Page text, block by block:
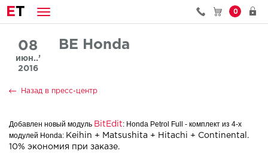
ET 0
08
июн..’
2016
BE Honda
Назад в пресс-центр
Добавлен новый модуль BitEdit: Honda Petrol Full - комплект из 4-х
модулей Honda: Keihin + Matsushita + Hitachi + Continental.
10% экономия при заказе.